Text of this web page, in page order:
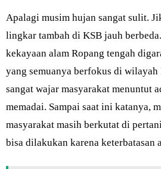
Apalagi musim hujan sangat sulit.
lingkar tambah di KSB jauh
kekayaan alam Ropang tengah
yang semuanya berfokus di wilayah
sangat wajar masyarakat menuntut
memadai. Sampai saat ini katanya,
masyarakat masih berkutat di
bisa dilakukan karena keterbatasan